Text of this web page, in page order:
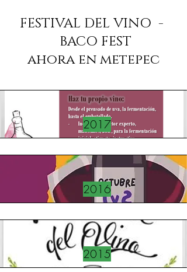
FESTIVAL DEL VINO -
BACO FEST
ahora en metepec
2017
2016
2015